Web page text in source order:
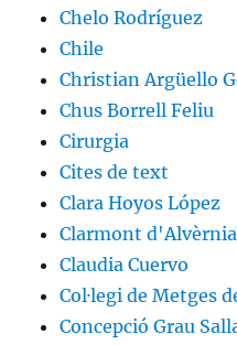
Chelo Rodríguez
Chile
Christian Argüello
Chus Borrell Feliu
Cirurgia
Cites de text
Clara Hoyos López
Clarmont d'Alvèrnia
Claudia Cuervo
Col·legi de Metges
Concepció Grau